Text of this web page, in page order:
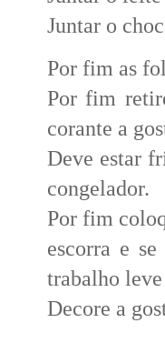
Juntar o
Por fim as
Por fim
corante a
Deve estar
congelador.
Por fim
escorra e
trabalho
Decore a